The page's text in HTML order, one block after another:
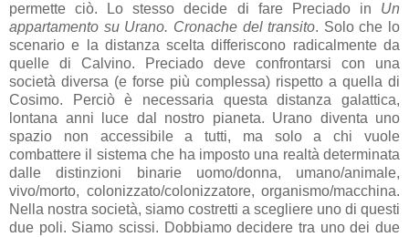
permette ciò. Lo stesso decide di fare Preciado in Un
appartamento su Urano. Cronache del transito. Solo che lo
scenario e la distanza scelta differiscono radicalmente da
quelle di Calvino. Preciado deve confrontarsi con una
società diversa (e forse più complessa) rispetto a quella di
Cosimo. Perciò è necessaria questa distanza galattica,
lontana anni luce dal nostro pianeta. Urano diventa uno
spazio non accessibile a tutti, ma solo a chi vuole
combattere il sistema che ha imposto una realtà determinata
dalle distinzioni binarie uomo/donna, umano/animale,
vivo/morto, colonizzato/colonizzatore, organismo/macchina.
Nella nostra società, siamo costretti a scegliere uno di questi
due poli. Siamo scissi. Dobbiamo decidere tra uno dei due